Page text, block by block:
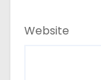
Website